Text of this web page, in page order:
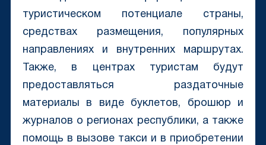
туристическом потенциале страны,
средствах размещения, популярных
направлениях и внутренних маршрутах.
Также, в центрах туристам будут
предоставляться раздаточные
материалы в виде буклетов, брошюр и
журналов о регионах республики, а также
помощь в вызове такси и в приобретении